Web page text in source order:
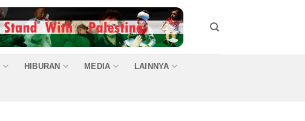
HIBURAN MEDIA LAINNYA